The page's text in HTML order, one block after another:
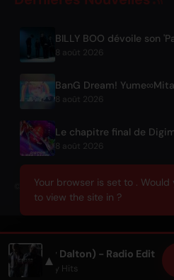
8 août 2026
8 août 2026
8 août 2026
© 2026 OnlyHit. All rights reserved. -
▲
(with Ray Dalton) - Radio Edit
Dalton • Only Hits
Your browser is set to . Would
to view the site in ?